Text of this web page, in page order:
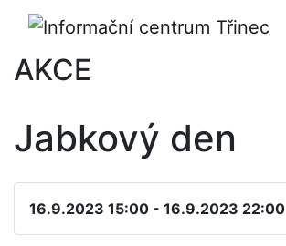
AKCE
Jabkový den
16.9.2023 15:00 - 16.9.2023 22:00